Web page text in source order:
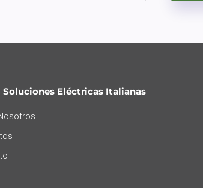
Soluciones Eléctricas Italianas